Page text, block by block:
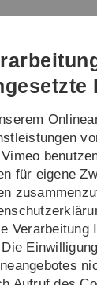
zur
für eigene
Verarbeitung